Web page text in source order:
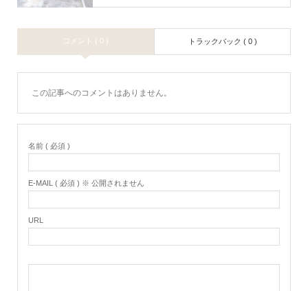
コメント ( 0 ) トラックバック ( 0 )
この記事へのコメントはありません。
名前 ( 必須 )
E-MAIL ( 必須 ) ※ 公開されません
URL